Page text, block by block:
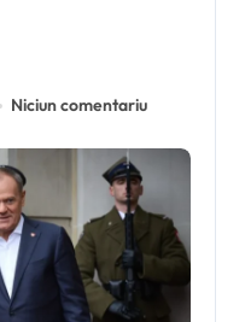
Niciun comentariu